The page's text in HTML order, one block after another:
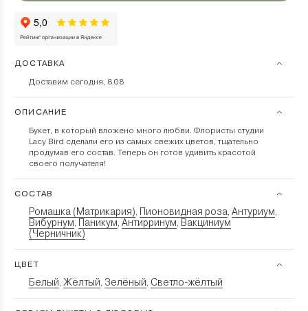
ДОСТАВКА
Доставим сегодня, 8.08
ОПИСАНИЕ
Букет, в который вложено много любви. Флористы студии
Lacy Bird сделали его из самых свежих цветов, тщательно
продумав его состав. Теперь он готов удивить красотой
своего получателя!
СОСТАВ
Ромашка (Матрикария), Пионовидная роза, Антуриум,
Вибурнум, Паникум, Антирринум, Вакциниум
(Черничник)
ЦВЕТ
Белый, Жёлтый, Зелёный, Светло-жёлтый